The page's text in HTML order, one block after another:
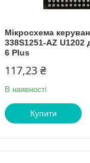
Мікросхема
338S1251-AZ
6 Plus
117,23 ₴
В наявності
Купити